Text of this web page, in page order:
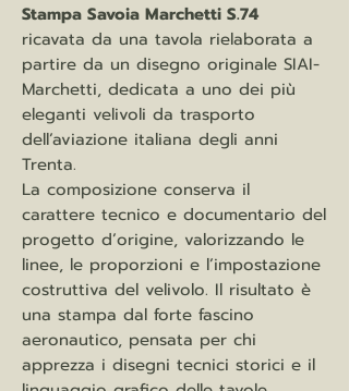
Stampa Savoia Marchetti S.74
ricavata da una tavola rielaborata a
partire da un disegno originale SIAI-
Marchetti, dedicata a uno dei più
eleganti velivoli da trasporto
dell’aviazione italiana degli anni
Trenta.
La composizione conserva il
carattere tecnico e documentario del
progetto d’origine, valorizzando le
linee, le proporzioni e l’impostazione
costruttiva del velivolo. Il risultato è
una stampa dal forte fascino
aeronautico, pensata per chi
apprezza i disegni tecnici storici e il